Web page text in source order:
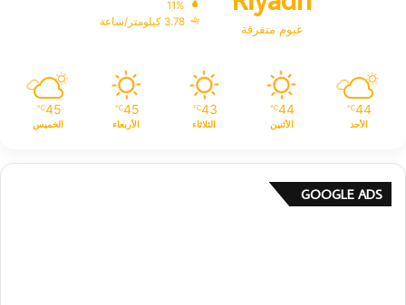
غيوم متفرقة
11%
3.78 كيلومتر/ساعة
44
℃
الأحد
44
℃
الأثنين
43
℃
الثلاثاء
45
℃
الأربعاء
45
℃
الخميس
GOOGLE ADS